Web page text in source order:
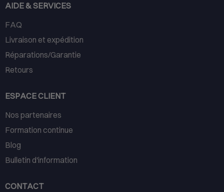
AIDE & SERVICES
FAQ
Livraison et expédition
Réparations/Garantie
Retours
ESPACE CLIENT
Nos partenaires
Formation continue
Blog
Bulletin d'information
CONTACT